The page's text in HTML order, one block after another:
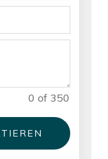
0 of 350